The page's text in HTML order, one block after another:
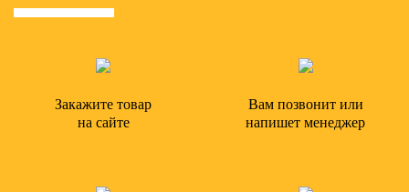
Закажите товар
на сайте
Вам позвонит или
напишет менеджер